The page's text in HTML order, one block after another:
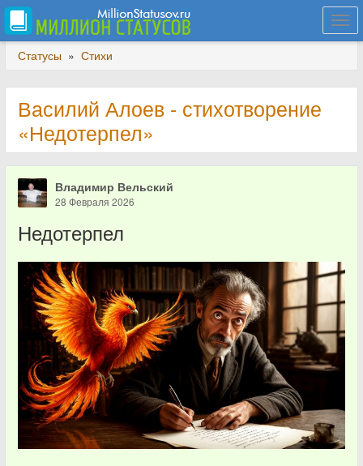
Статусы » Стихи
Василий Алоев - стихотворение
«Недотерпел»
Владимир Вельский
28 Февраля 2026
Недотерпел